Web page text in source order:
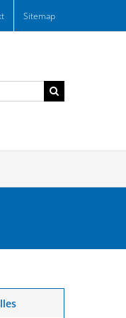
Sitemap